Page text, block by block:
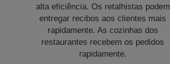
alta eficiência. Os retalhistas podem
entregar recibos aos clientes mais
rapidamente. As cozinhas dos
restaurantes recebem os pedidos
rapidamente.